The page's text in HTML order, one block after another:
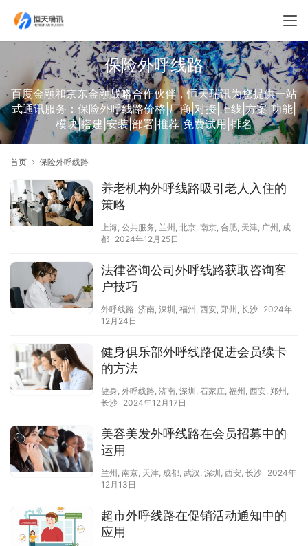
保险外呼线路
百度金融和京东金融战略合作伙伴，恒天瑞讯为您提供一站
式通讯服务：保险外呼线路价格|厂商|对接|上线|方案|功能|
模块|搭建|安装|部署|推荐|免费试用|排名
首页 保险外呼线路
养老机构外呼线路吸引老人入住的
策略
上海, 公共服务, 兰州 , 北京, 南京, 合肥, 天津, 广州 , 成
都 2024年12月25日
法律咨询公司外呼线路获取咨询客
户技巧
外呼线路, 济南, 深圳 , 福州 , 西安, 郑州 , 长沙 2024年
12月24日
健身俱乐部外呼线路促进会员续卡
的方法
健身, 外呼线路, 济南, 深圳 , 石家庄, 福州 , 西安, 郑州 ,
长沙 2024年12月17日
美容美发外呼线路在会员招募中的
运用
兰州 , 南京, 天津, 成都, 武汉 , 深圳 , 西安, 长沙 2024年
12月13日
超市外呼线路在促销活动通知中的
应用